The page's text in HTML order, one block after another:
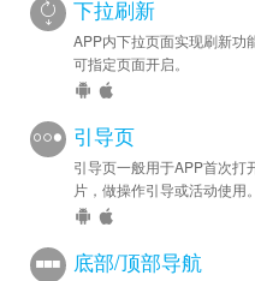
下拉刷新
APP内下拉页面实现刷新功
可指定页面开启。
引导页
引导页一般用于APP首次打
片，做操作引导或活动使用。
底部/顶部导航